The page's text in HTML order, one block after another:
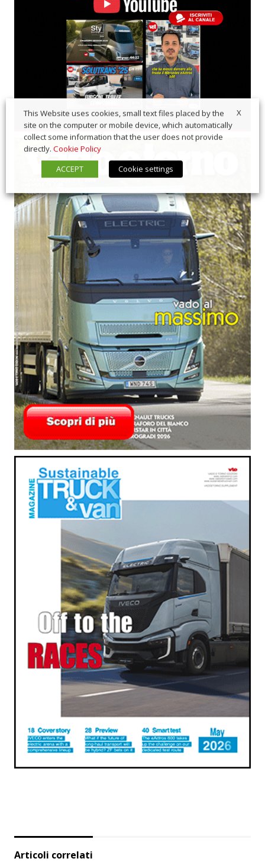
Articoli correlati
X
This Website uses cookies, small text files placed by the
site on the computer or mobile device, which automatically
collect some information that the user does not provide
directly. Cookie Policy
ACCEPT
Cookie settings